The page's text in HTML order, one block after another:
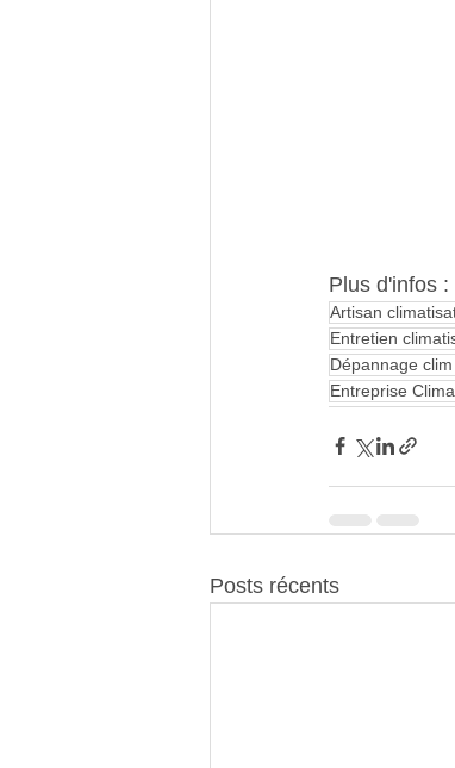
Plus d'infos :
Artisan
Entretien
Dépannage
Entreprise
Posts récents